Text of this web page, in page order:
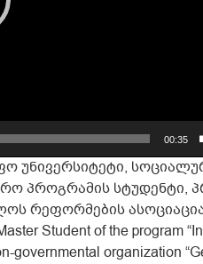
00:35
უნივერსიტეტი,
პროგრამის სტუდენტი,
რეფორმების
Student of the program
organization